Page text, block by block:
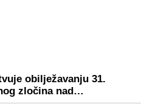
obilježavanju 31.
zločina nad…